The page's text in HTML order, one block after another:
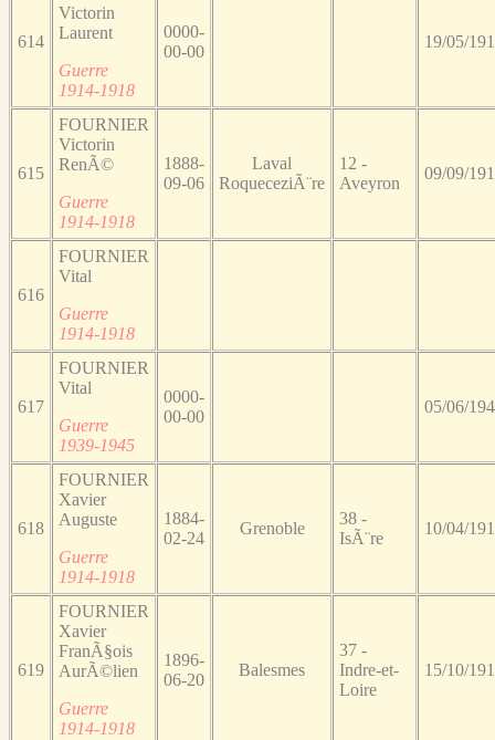
614
Victorin
Laurent
Guerre
1914-1918
0000-
00-00
19/05/
615
FOURNIER
Victorin
RenÃ©
Guerre
1914-1918
1888-
09-06
Laval
RoqueceziÃ¨re
12 -
Aveyron
09/09/
616
FOURNIER
Vital
Guerre
1914-1918
617
FOURNIER
Vital
Guerre
1939-1945
0000-
00-00
05/06/
618
FOURNIER
Xavier
Auguste
Guerre
1914-1918
1884-
02-24
Grenoble
38 -
IsÃ¨re
10/04/
619
FOURNIER
Xavier
FranÃ§ois
AurÃ©lien
Guerre
1914-1918
1896-
06-20
Balesmes
37 -
Indre-et-
Loire
15/10/